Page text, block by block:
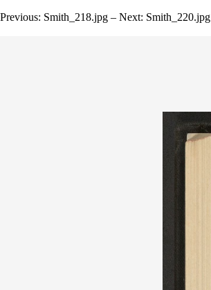
Previous: Smith_218.jpg – Next: Smith_220.jpg